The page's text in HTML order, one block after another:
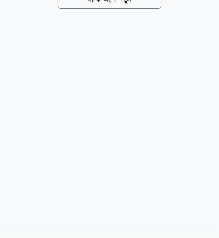
খসরু মাহমুদ চৌধুরী। পরে অর্থ মন্ত্রণালয়ের এক সংবাদ